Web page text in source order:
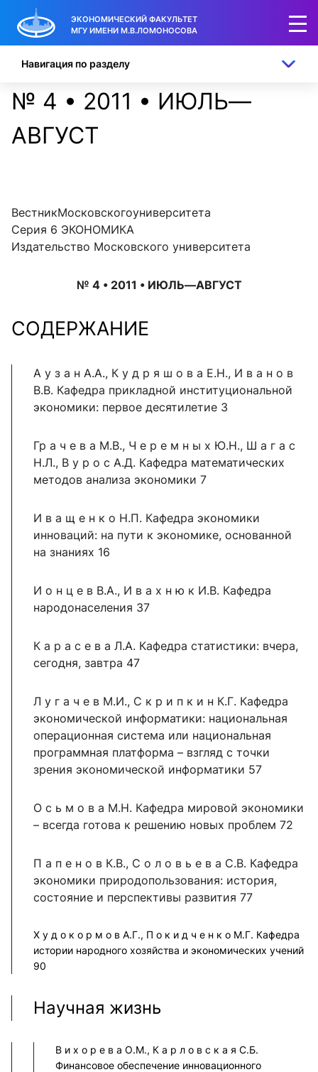
ЭКОНОМИЧЕСКИЙ ФАКУЛЬТЕТ
МГУ ИМЕНИ М.В.ЛОМОНОСОВА
№ 4 • 2011 • ИЮЛЬ—
АВГУСТ
Навигация по разделу
ВестникМосковскогоуниверситета
Серия 6 ЭКОНОМИКА
Издательство Московского университета
№ 4 • 2011 • ИЮЛЬ—АВГУСТ
СОДЕРЖАНИЕ
А у з а н А.А., К у д р я ш о в а Е.Н., И в а н о в
В.В. Кафедра прикладной институциональной
экономики: первое десятилетие 3
Гр а ч е в а М.В., Ч е р е м н ы х Ю.Н., Ш а г а с
Н.Л., В у р о с А.Д. Кафедра математических
методов анализа экономики 7
И в а щ е н к о Н.П. Кафедра экономики
инноваций: на пути к экономике, основанной
на знаниях 16
И о н ц е в В.А., И в а х н ю к И.В. Кафедра
народонаселения 37
К а р а с е в а Л.А. Кафедра статистики: вчера,
сегодня, завтра 47
Л у г а ч е в М.И., С к р и п к и н К.Г. Кафедра
экономической информатики: национальная
операционная система или национальная
программная платформа – взгляд с точки
зрения экономической информатики 57
О с ь м о в а М.Н. Кафедра мировой экономики
– всегда готова к решению новых проблем 72
П а п е н о в К.В., С о л о в ь е в а С.В. Кафедра
экономики природопользования: история,
состояние и перспективы развития 77
Х у д о к о р м о в А.Г., П о к и д ч е н к о М.Г. Кафедра
истории народного хозяйства и экономических учений
90
Научная жизнь
В и х о р е в а О.М., К а р л о в с к а я С.Б.
Финансовое обеспечение инновационного